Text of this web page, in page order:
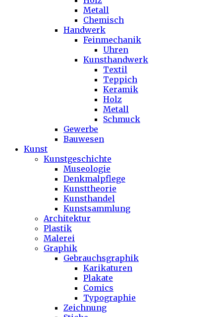
Metall
Chemisch
Handwerk
Feinmechanik
Uhren
Kunsthandwerk
Textil
Teppich
Keramik
Holz
Metall
Schmuck
Gewerbe
Bauwesen
Kunst
Kunstgeschichte
Museologie
Denkmalpflege
Kunsttheorie
Kunsthandel
Kunstsammlung
Architektur
Plastik
Malerei
Graphik
Gebrauchsgraphik
Karikaturen
Plakate
Comics
Typographie
Zeichnung